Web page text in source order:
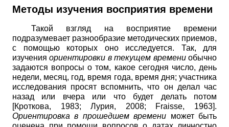
Методы изучения восприятия времени
Такой взгляд на восприятие времени
подразумевает разнообразие методических приемов,
с помощью которых оно исследуется. Так, для
изученияориентировки в текущем времениобычно
задаются вопросы о том, какое сегодня число, день
недели, месяц, год, время года, время дня; участника
исследования просят вспомнить, что он делал час
назад или вчера или что будет делать потом
[Кроткова, 1983;Лурия, 2008; Fraisse, 1963].
Ориентировка в прошедшем времени может быть